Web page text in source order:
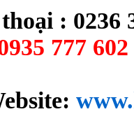
: 0236
777